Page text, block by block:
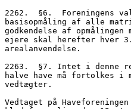
2262.  §6.  Foreningens
basisopmåling af alle
godkendelse af
ejere skal herefter hver
arealanvendelse.
2263.  §7. Intet i denne
halve have må fortolkes i
vedtægter.
Vedtaget på